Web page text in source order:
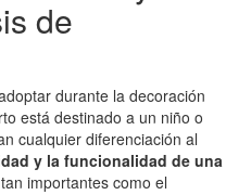
de
durante la decoración
está destinado a un niño o
cualquier diferenciación al
y la funcionalidad de una
tan importantes como el